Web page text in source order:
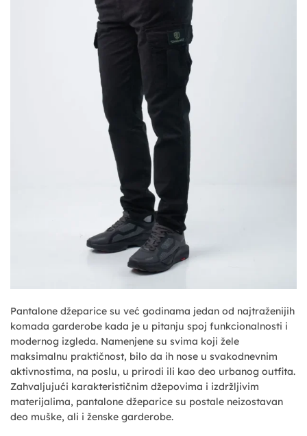
Pantalone džeparice su već godinama jedan od najtraženijih
komada garderobe kada je u pitanju spoj funkcionalnosti i
modernog izgleda. Namenjene su svima koji žele
maksimalnu praktičnost, bilo da ih nose u svakodnevnim
aktivnostima, na poslu, u prirodi ili kao deo urbanog outfita.
Zahvaljujući karakterističnim džepovima i izdržljivim
materijalima, pantalone džeparice su postale neizostavan
deo muške, ali i ženske garderobe.